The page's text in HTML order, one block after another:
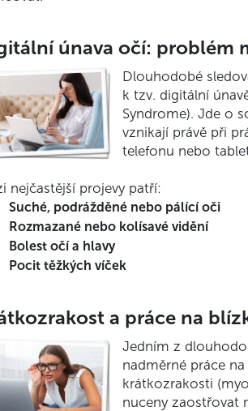
únava očí: problém
Dlouhodobé
k tzv. digitální
Syndrome). Jde o
vznikají právě při
telefonu nebo
nejčastější projevy patří:
Suché, podrážděné nebo pálící oči
Rozmazané nebo kolísavé vidění
Bolest očí a hlavy
Pocit těžkých víček
a práce na
Jedním z
nadměrné práce
krátkozrakosti
nuceny zaostřovat